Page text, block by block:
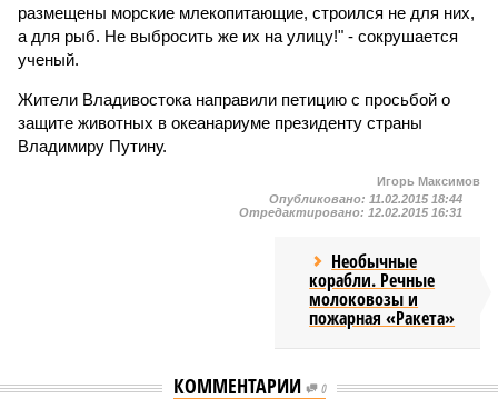
размещены морские млекопитающие, строился не для них,
а для рыб. Не выбросить же их на улицу!" - сокрушается
ученый.
Жители Владивостока направили петицию с просьбой о
защите животных в океанариуме президенту страны
Владимиру Путину.
Игорь Максимов
Опубликовано: 11.02.2015 18:44
Отредактировано: 12.02.2015 16:31
Необычные
корабли. Речные
молоковозы и
пожарная «Ракета»
КОММЕНТАРИИ 0